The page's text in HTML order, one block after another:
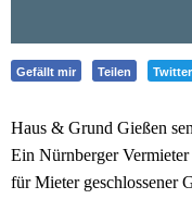
Gefällt mir Teilen
Haus & Grund Gießen
Ein Nürnberger
für Mieter geschlossener